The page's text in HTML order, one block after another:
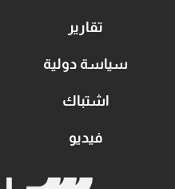
تقارير
سياسة دولية
اشتباك
فيديو